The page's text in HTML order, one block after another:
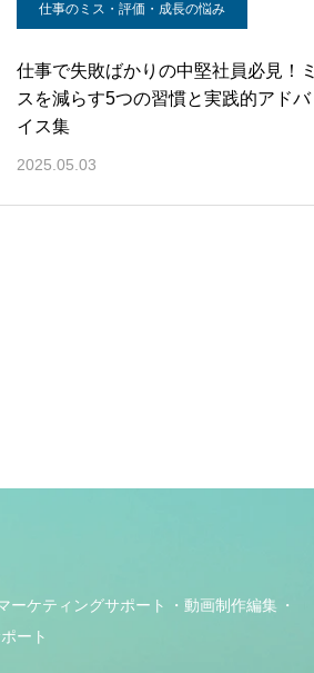
仕事のミス・評価・成長の悩み
仕事で失敗ばかりの中堅社員必見！ミ
スを減らす5つの習慣と実践的アドバ
イス集
2025.05.03
ーケティングサポート
動画制作編集
ート